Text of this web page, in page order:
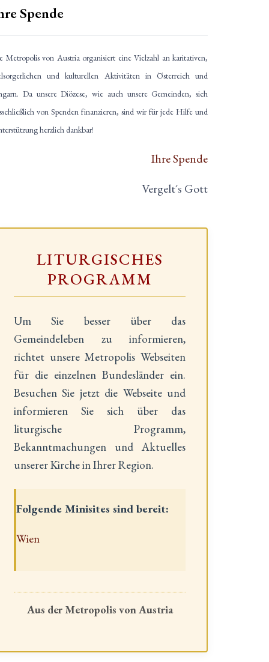
Spende
Metropolis von Austria organisiert eine Vielzahl an karitativen,
und kulturellen Aktivitäten in Österreich und
Da unsere Diözese, wie auch unsere Gemeinden, sich
von Spenden finanzieren, sind wir für jede Hilfe und
herzlich dankbar!
Ihre Spende
Vergelt´s Gott
LITURGISCHES
PROGRAMM
Um Sie besser über das
Gemeindeleben zu informieren,
richtet unsere Metropolis Webseiten
für die einzelnen Bundesländer ein.
Besuchen Sie jetzt die Webseite und
informieren Sie sich über das
liturgische Programm,
Bekanntmachungen und Aktuelles
unserer Kirche in Ihrer Region.
Folgende Minisites sind bereit:
Wien
Aus der Metropolis von Austria